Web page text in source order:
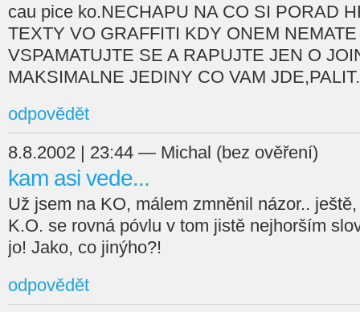
cau pice ko.NECHAPU NA CO SI PORAD
TEXTY VO GRAFFITI KDY ONEM
VSPAMATUJTE SE A RAPUJTE JEN O
MAKSIMALNE JEDINY CO VAM
odpovědět
8.8.2002 | 23:44 — Michal (bez ověření)
kam asi vede...
Už jsem na KO, málem zmněnil názor..
K.O. se rovná póvlu v tom jistě nejhorším
jo! Jako, co jinýho?!
odpovědět